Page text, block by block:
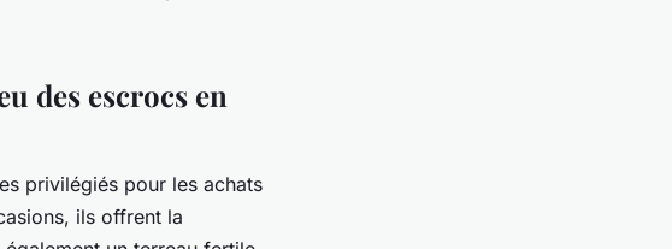
des escrocs en
privilégiés pour les achats
ils offrent la